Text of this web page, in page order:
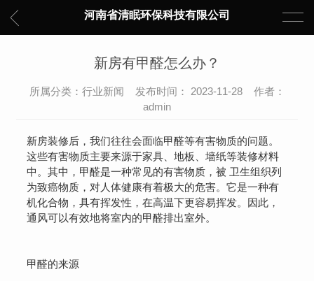
河南省清眠环保科技有限公司
新房有甲醛怎么办？
所属分类：行业新闻 发布时间： 2023-11-28 作者：
admin
新房装修后，我们往往会面临甲醛等有害物质的问题。
这些有害物质主要来源于家具、地板、墙纸等装修材料
中。其中，甲醛是一种常见的有害物质，被 卫生组织列
为致癌物质，对人体健康有着极大的危害。它是一种有
机化合物，具有挥发性，在高温下更容易挥发。因此，
通风可以有效地将室内的甲醛排出室外。
甲醛的来源